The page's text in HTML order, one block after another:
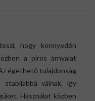
hogy könnyedén
a piros árnyalat
égethető tulajdonság
válnak, így
Használat közben